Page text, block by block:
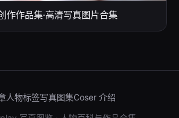
作品集·高清写真图片合集
人物标签写真图集Coser 介绍